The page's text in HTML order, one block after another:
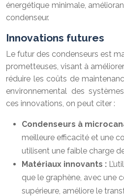
énergétique minimale,
condenseur.
Innovations futures
Le futur des condenseurs est
prometteuses, visant à
réduire les coûts de
environnemental des
ces innovations, on peut citer :
Condenseurs à
meilleure efficacité et une
utilisent une faible charge
Matériaux innovants :
que le graphène, avec une
supérieure, améliore le